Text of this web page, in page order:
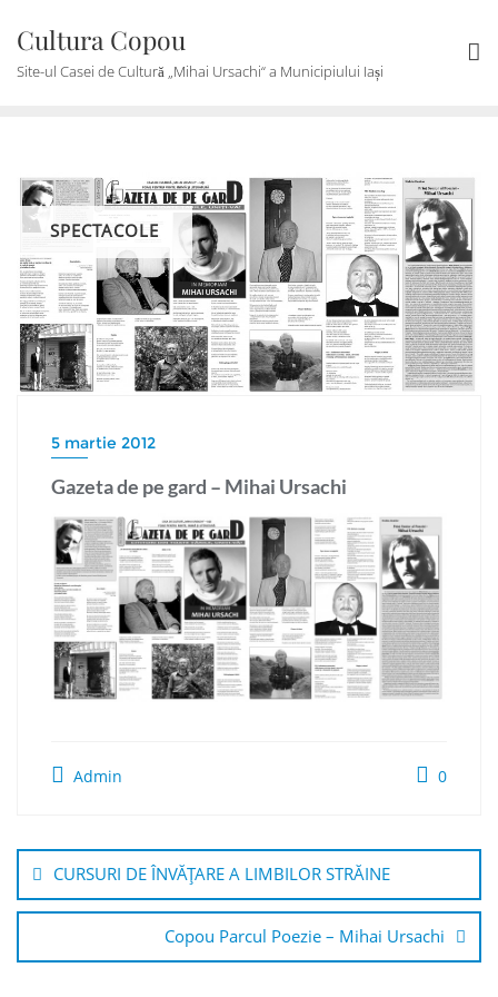
content
Cultura Copou
Site-ul Casei de Cultură „Mihai Ursachi“ a Municipiului Iași
SPECTACOLE
5 martie 2012
Gazeta de pe gard – Mihai Ursachi
Admin 0
în
articole
CURSURI DE ÎNVĂŢARE A LIMBILOR STRĂINE
Copou Parcul Poezie – Mihai Ursachi